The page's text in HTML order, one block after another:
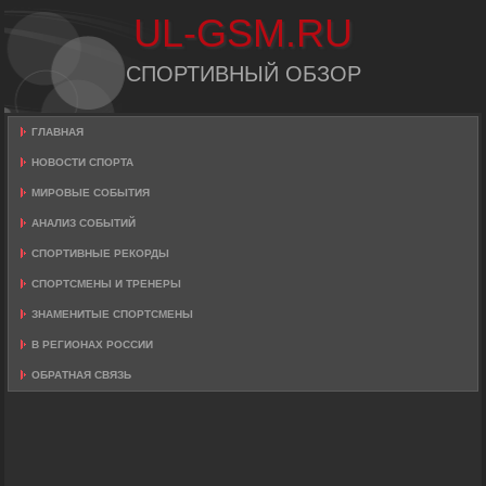
UL-GSM.RU
СПОРТИВНЫЙ ОБЗОР
ГЛАВНАЯ
НОВОСТИ СПОРТА
МИРОВЫЕ СОБЫТИЯ
АНАЛИЗ СОБЫТИЙ
СПОРТИВНЫЕ РЕКОРДЫ
СПОРТСМЕНЫ И ТРЕНЕРЫ
ЗНАМЕНИТЫЕ СПОРТСМЕНЫ
В РЕГИОНАХ РОССИИ
ОБРАТНАЯ СВЯЗЬ